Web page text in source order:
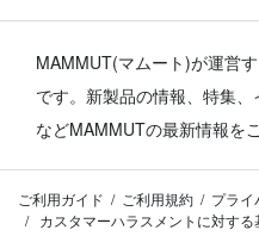
MAMMUT(マムート)が運営
です。 新製品の情報、特集
などMAMMUTの最新情報を
ご利用ガイド ご利用規約
プライ
カスタマーハラスメントに対する